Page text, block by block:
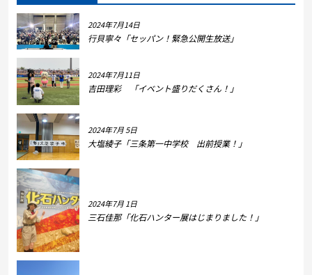
2024年7月14日
行貝寧々「セッパン！緊急公開生放送」
2024年7月11日
吉田理彩 「イベント盛りだくさん！」
2024年7月 5日
大塩綾子「三条第一中学校 出前授業！」
2024年7月 1日
三石佳那「化石ハンター展はじまりました！」